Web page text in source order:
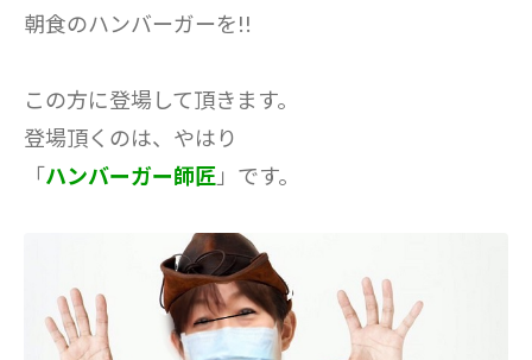
朝食のハンバーガーを!!
この方に登場して頂きます。
登場頂くのは、やはり
「ハンバーガー師匠 」です。